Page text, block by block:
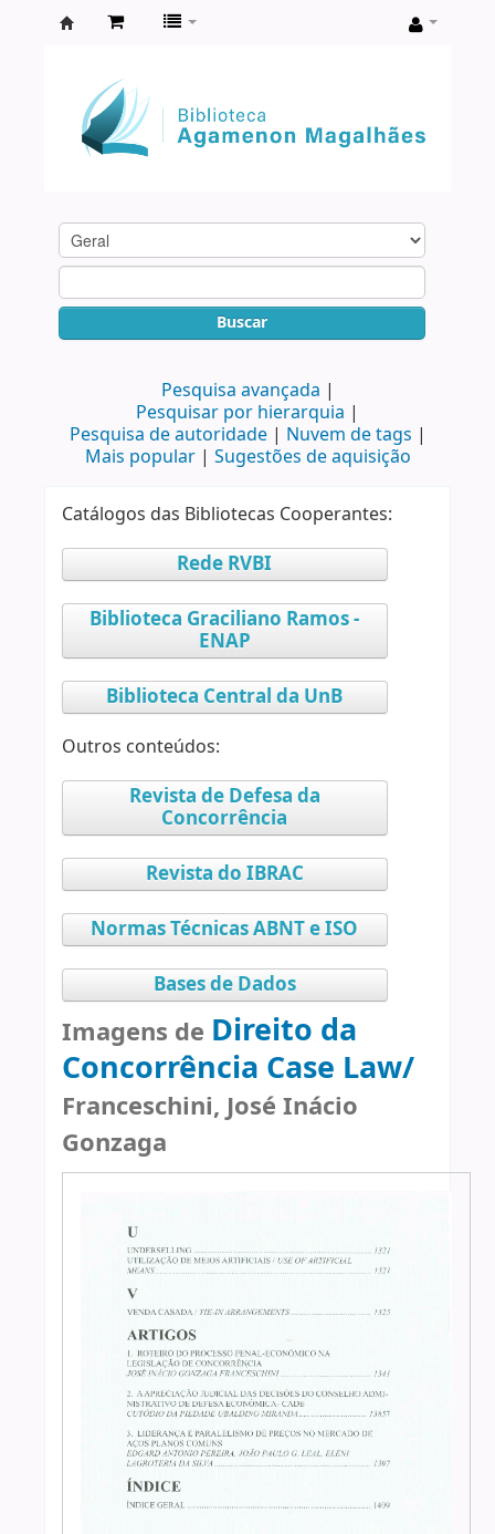
Agamenon
Magalhães
Buscar
Pesquisa avançada
Pesquisar por hierarquia
Pesquisa de autoridade
Nuvem de tags
Mais popular
Sugestões de aquisição
Catálogos das Bibliotecas Cooperantes:
Rede RVBI
Biblioteca Graciliano Ramos -
ENAP
Biblioteca Central da UnB
Outros conteúdos:
Revista de Defesa da
Concorrência
Revista do IBRAC
Normas Técnicas ABNT e ISO
Bases de Dados
Imagens de Direito da
Concorrência Case Law/
Franceschini, José Inácio
Gonzaga